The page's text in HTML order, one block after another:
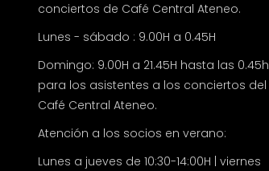
conciertos de Café Central Ateneo.
Lunes - sábado : 9.00H a 0.45H
Domingo: 9.00H a 21.45H hasta las 0.45h
para los asistentes a los conciertos del
Café Central Ateneo.
Atención a los socios en verano:
Lunes a jueves de 10:30-14:00H | viernes